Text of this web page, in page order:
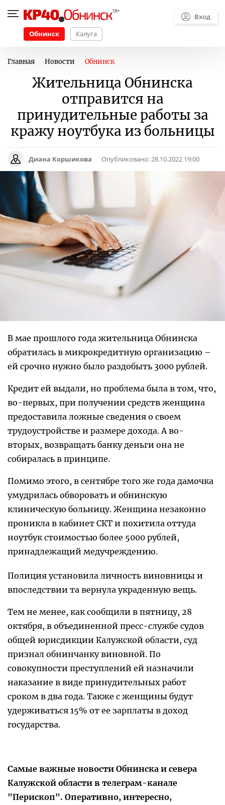
Обнинск Калуга
Вход
Главная Новости Обнинск
Жительница Обнинска
отправится на
принудительные работы за
кражу ноутбука из больницы
Диана Коршикова Опубликовано:28.10.2022 19:00
В мае прошлого года жительница Обнинска
обратилась в микрокредитную организацию –
ей срочно нужно было раздобыть 3000 рублей.
Кредит ей выдали, но проблема была в том, что,
во-первых, при получении средств женщина
предоставила ложные сведения о своем
трудоустройстве и размере дохода. А во-
вторых, возвращать банку деньги она не
собиралась в принципе.
Помимо этого, в сентябре того же года дамочка
умудрилась обворовать и обнинскую
клиническую больницу. Женщина незаконно
проникла в кабинет СКТ и похитила оттуда
ноутбук стоимостью более 5000 рублей,
принадлежащий медучреждению.
Полиция установила личность виновницы и
впоследствии та вернула украденную вещь.
Тем не менее, как сообщили в пятницу, 28
октября, в объединенной пресс-службе судов
общей юрисдикции Калужской области, суд
признал обнинчанку виновной. По
совокупности преступлений ей назначили
наказание в виде принудительных работ
сроком в два года. Также с женщины будут
удерживаться 15% от ее зарплаты в доход
государства.
Самые важные новости Обнинска и севера
Калужской области в телеграм-канале
"Перископ". Оперативно, интересно,